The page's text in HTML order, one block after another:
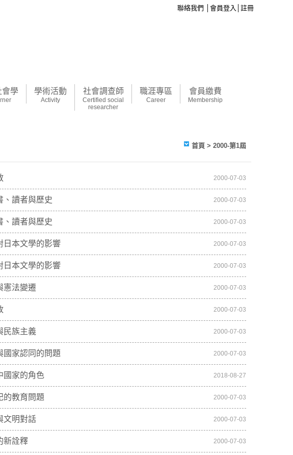
聯絡我們 會員登入 註冊
會學 學術活動
Activity
社會調查師
Certified social
researcher
職涯專區
Career
會員繳費
Membership
首頁 > 2000-第1屆
2000-07-03
、讀者與歷史 2000-07-03
、讀者與歷史 2000-07-03
日本文學的影響 2000-07-03
日本文學的影響 2000-07-03
憲法變遷 2000-07-03
2000-07-03
民族主義 2000-07-03
國家認同的問題 2000-07-03
國家的角色 2018-08-27
的教育問題 2000-07-03
文明對話 2000-07-03
新詮釋 2000-07-03